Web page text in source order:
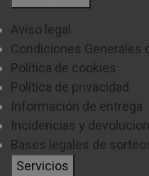
Aviso legal
Condiciones Generales
Política de cookies
Política de privacidad
Información de entrega
Incidencias y
Bases legales de
Servicios